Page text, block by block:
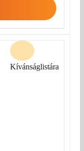
Kívánságlistára